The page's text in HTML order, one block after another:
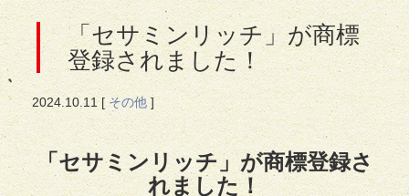
「セサミンリッチ」が商標
登録されました！
2024.10.11[その他]
「セサミンリッチ」が商標登録さ
れました！